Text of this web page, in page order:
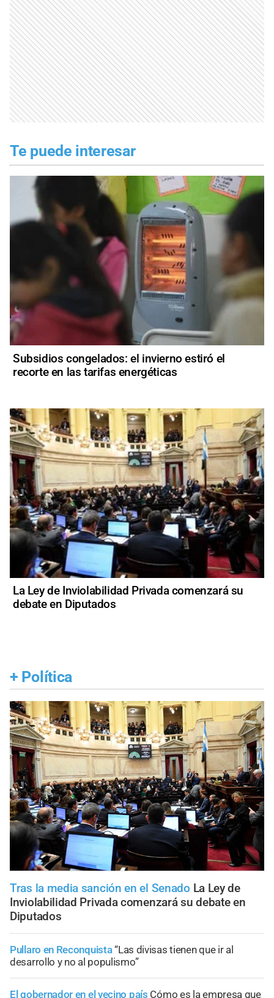
Te puede interesar
Subsidios congelados: el invierno estiró el
recorte en las tarifas energéticas
La Ley de Inviolabilidad Privada comenzará su
debate en Diputados
+ Política
Tras la media sanción en el Senado La Ley de
Inviolabilidad Privada comenzará su debate en
Diputados
Pullaro en Reconquista“Las divisas tienen que ir al
desarrollo y no al populismo”
El gobernador en el vecino país Cómo es la empresa que